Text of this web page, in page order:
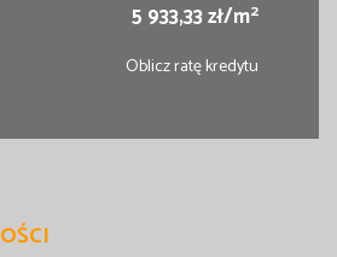
5 933,33 zł/m2
Oblicz ratę kredytu